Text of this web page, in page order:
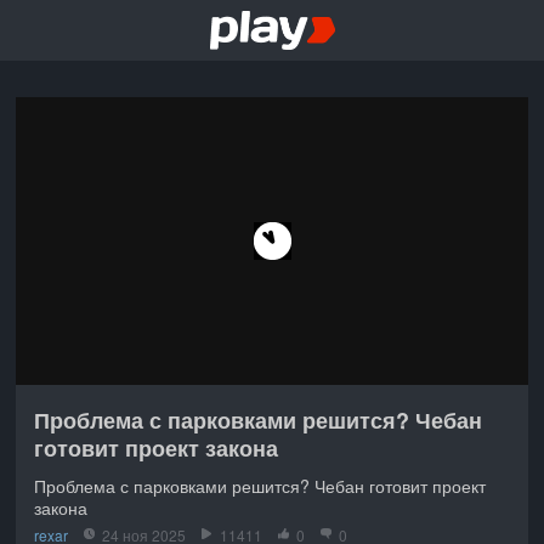
Проблема с парковками решится? Чебан
готовит проект закона
Проблема с парковками решится? Чебан готовит проект
закона
rexar 24 ноя 2025 11411 0 0